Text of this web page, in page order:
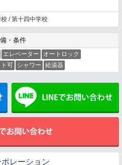
/ 第十四中学校
・条件
エレベーター
オートロック
可 シャワー 給湯器
メールでお問い合わせ
レーション